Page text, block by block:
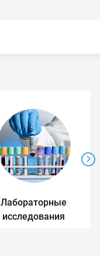
Лабораторные
исследования